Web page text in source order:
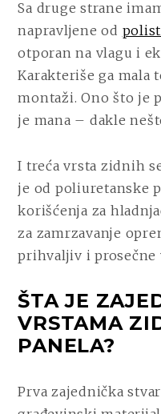
Sa druge strane
napravljene od
otporan na vlagu i
Karakteriše ga mala
montaži. Ono što je
je mana – dakle
I treća vrsta zidnih
je od poliuretanske
korišćenja za
za zamrzavanje
prihvaljiv i
ŠTA JE
VRSTAMA
PANELA?
Prva zajednička